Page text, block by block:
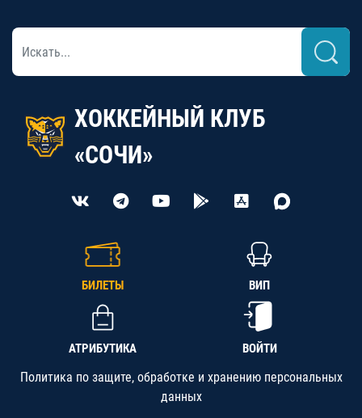
ХОККЕЙНЫЙ КЛУБ
«СОЧИ»
БИЛЕТЫ ВИП
АТРИБУТИКА ВОЙТИ
Политика по защите, обработке и хранению персональных
данных